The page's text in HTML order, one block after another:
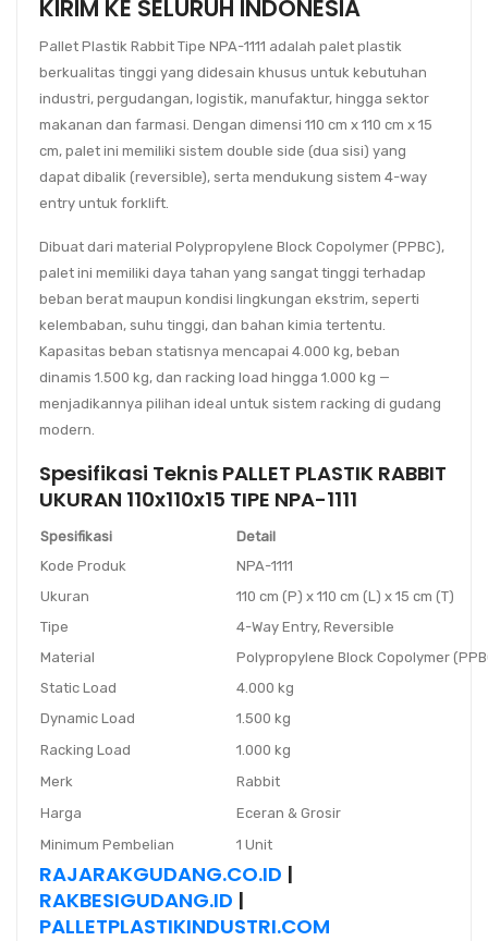
KIRIM KE SELURUH INDONESIA
Pallet Plastik Rabbit Tipe NPA-1111 adalah palet plastik
berkualitas tinggi yang didesain khusus untuk kebutuhan
industri, pergudangan, logistik, manufaktur, hingga sektor
makanan dan farmasi. Dengan dimensi 110 cm x 110 cm x 15
cm, palet ini memiliki sistem double side (dua sisi) yang
dapat dibalik (reversible), serta mendukung sistem 4-way
entry untuk forklift.
Dibuat dari material Polypropylene Block Copolymer (PPBC),
palet ini memiliki daya tahan yang sangat tinggi terhadap
beban berat maupun kondisi lingkungan ekstrim, seperti
kelembaban, suhu tinggi, dan bahan kimia tertentu.
Kapasitas beban statisnya mencapai 4.000 kg, beban
dinamis 1.500 kg, dan racking load hingga 1.000 kg —
menjadikannya pilihan ideal untuk sistem racking di gudang
modern.
Spesifikasi Teknis PALLET PLASTIK RABBIT
UKURAN 110x110x15 TIPE NPA-1111
Spesifikasi
Detail
Kode Produk
NPA-1111
Ukuran
110 cm (P) x 110 cm (L) x 15 cm (T)
Tipe
4-Way Entry, Reversible
Material
Polypropylene Block Copolymer
Static Load
4.000 kg
Dynamic Load
1.500 kg
Racking Load
1.000 kg
Merk
Rabbit
Harga
Eceran & Grosir
Minimum Pembelian
1 Unit
RAJARAKGUDANG.CO.ID |
RAKBESIGUDANG.ID |
PALLETPLASTIKINDUSTRI.COM